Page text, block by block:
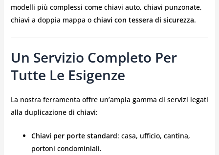
modelli più complessi come chiavi auto, chiavi punzonate,
chiavi a doppia mappa o chiavi con tessera di sicurezza.
Un Servizio Completo Per
Tutte Le Esigenze
La nostra ferramenta offre un’ampia gamma di servizi legati
alla duplicazione di chiavi:
Chiavi per porte standard: casa, ufficio, cantina,
portoni condominiali.